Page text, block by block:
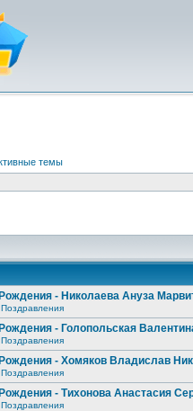
темы
- Николаева Ануза
Поздравления
- Голопольская
Поздравления
- Хомяков Владислав
Поздравления
- Тихонова Анастасия
Поздравления